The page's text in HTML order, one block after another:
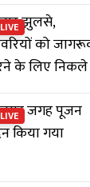
LIVE
LIVE